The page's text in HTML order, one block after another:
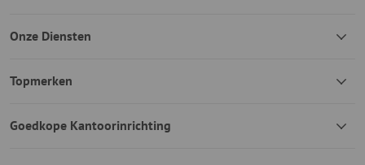
Onze Diensten
Topmerken
Goedkope Kantoorinrichting